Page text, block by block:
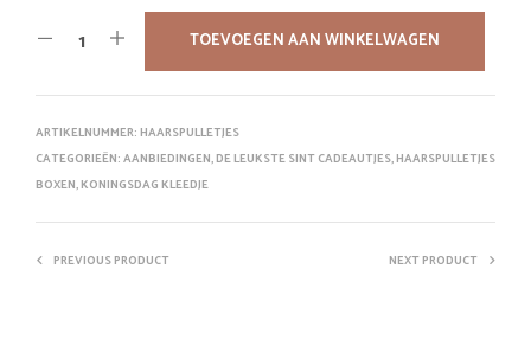
TOEVOEGEN AAN WINKELWAGEN
ARTIKELNUMMER:HAARSPULLETJES
CATEGORIEËN:AANBIEDINGEN,DE LEUKSTE SINT CADEAUTJES,HAARSPULLETJES
BOXEN,KONINGSDAG KLEEDJE
PREVIOUS PRODUCT NEXT PRODUCT